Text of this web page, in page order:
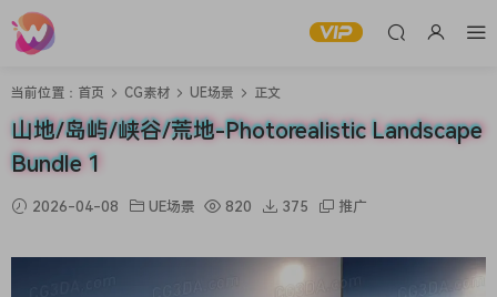
当前位置： 首页 CG素材 UE场景 正文
山地/岛屿/峡谷/荒地-Photorealistic Landscape
Bundle 1
2026-04-08 UE场景 820 375 推广